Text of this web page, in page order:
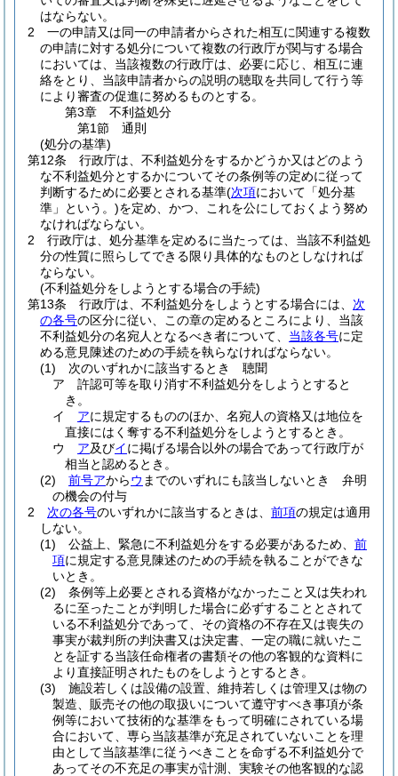
はならない。
2
一の申請又は同一の申請者からされた相互に関連する複数
の申請に対する処分について複数の行政庁が関与する場合
においては、当該複数の行政庁は、必要に応じ、相互に連
絡をとり、当該申請者からの説明の聴取を共同して行う等
により審査の促進に努めるものとする。
第3章
不利益処分
第1節
通則
(処分の基準)
第12条
行政庁は、不利益処分をするかどうか又はどのよう
な不利益処分とするかについてその条例等の定めに従って
判断するために必要とされる基準(次項において「処分基
準」という。)を定め、かつ、これを公にしておくよう努め
なければならない。
2
行政庁は、処分基準を定めるに当たっては、当該不利益処
分の性質に照らしてできる限り具体的なものとしなければ
ならない。
(不利益処分をしようとする場合の手続)
第13条
行政庁は、不利益処分をしようとする場合には、 次
の各号の区分に従い、この章の定めるところにより、当該
不利益処分の名宛人となるべき者について、 当該各号に定
める意見陳述のための手続を執らなければならない。
(1)
次のいずれかに該当するとき 聴聞
ア
許認可等を取り消す不利益処分をしようとすると
き。
イ
アに規定するもののほか、名宛人の資格又は地位を
直接にはく奪する不利益処分をしようとするとき。
ウ
ア及びイに掲げる場合以外の場合であって行政庁が
相当と認めるとき。
(2)
前号アからウ までのいずれにも該当しないとき 弁明
の機会の付与
2
次の各号のいずれかに該当するときは、 前項の規定は適用
しない。
(1)
公益上、緊急に不利益処分をする必要があるため、 前
項に規定する意見陳述のための手続を執ることができな
いとき。
(2)
条例等上必要とされる資格がなかったこと又は失われ
るに至ったことが判明した場合に必ずすることとされて
いる不利益処分であって、その資格の不存在又は喪失の
事実が裁判所の判決書又は決定書、一定の職に就いたこ
とを証する当該任命権者の書類その他の客観的な資料に
より直接証明されたものをしようとするとき。
(3)
施設若しくは設備の設置、維持若しくは管理又は物の
製造、販売その他の取扱いについて遵守すべき事項が条
例等において技術的な基準をもって明確にされている場
合において、専ら当該基準が充足されていないことを理
由として当該基準に従うべきことを命ずる不利益処分で
あってその不充足の事実が計測、実験その他客観的な認